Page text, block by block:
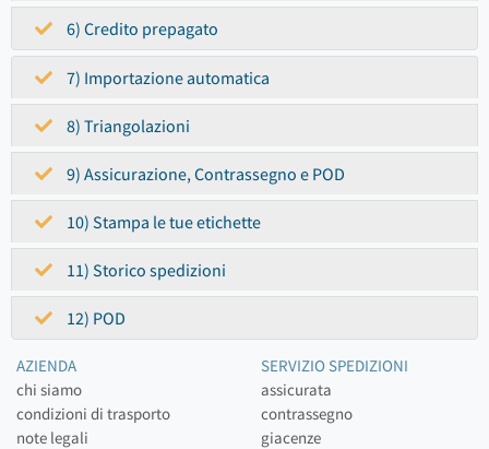
6) Credito prepagato
7) Importazione automatica
8) Triangolazioni
9) Assicurazione, Contrassegno e POD
10) Stampa le tue etichette
11) Storico spedizioni
12) POD
AZIENDA
chi siamo
condizioni di trasporto
note legali
SERVIZIO SPEDIZIONI
assicurata
contrassegno
giacenze